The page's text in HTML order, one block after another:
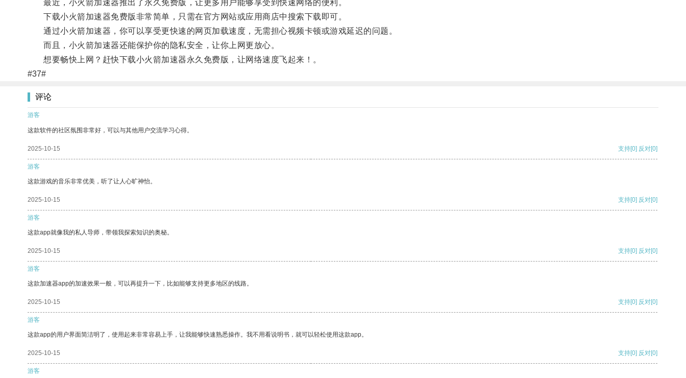
最近，小火箭加速器推出了永久免费版，让更多用户能够享受到快速网络的便利。
下载小火箭加速器免费版非常简单，只需在官方网站或应用商店中搜索下载即可。
通过小火箭加速器，你可以享受更快速的网页加载速度，无需担心视频卡顿或游戏延迟的问题。
而且，小火箭加速器还能保护你的隐私安全，让你上网更放心。
想要畅快上网？赶快下载小火箭加速器永久免费版，让网络速度飞起来！。
#37#
评论
游客
这款软件的社区氛围非常好，可以与其他用户交流学习心得。
2025-10-15 支持[0] 反对[0]
游客
这款游戏的音乐非常优美，听了让人心旷神怡。
2025-10-15 支持[0] 反对[0]
游客
这款app就像我的私人导师，带领我探索知识的奥秘。
2025-10-15 支持[0] 反对[0]
游客
这款加速器app的加速效果一般，可以再提升一下，比如能够支持更多地区的线路。
2025-10-15 支持[0] 反对[0]
游客
这款app的用户界面简洁明了，使用起来非常容易上手，让我能够快速熟悉操作。我不用看说明书，就可以轻松使用这款app。
2025-10-15 支持[0] 反对[0]
游客